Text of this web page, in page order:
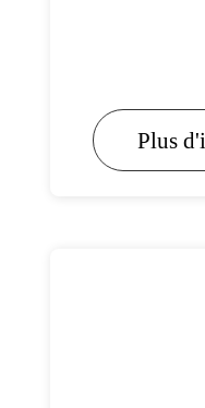
Plus